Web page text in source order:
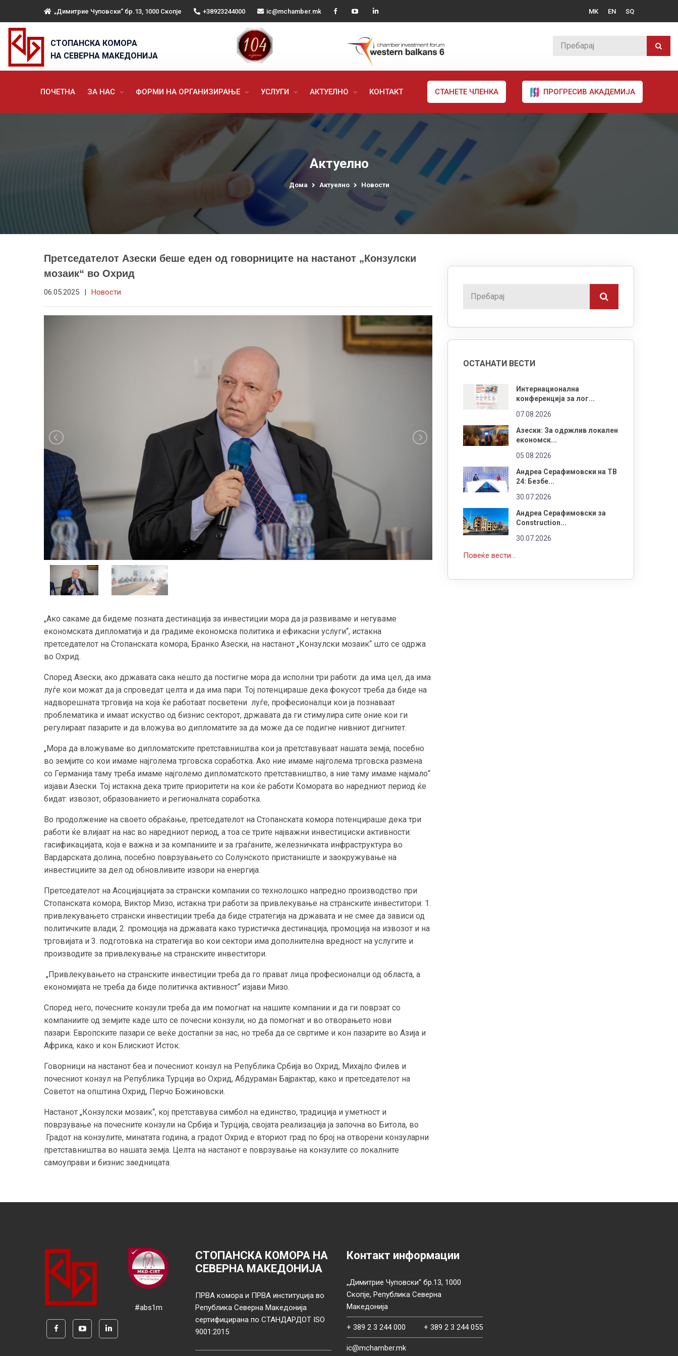
„Димитрие Чуповски“ бр.13, 1000 Скопје +38923244000 ic@mchamber.mk MK EN SQ
СТОПАНСКА КОМОРА
НА СЕВЕРНА МАКЕДОНИЈА
ПОЧЕТНА ЗА НАС ФОРМИ НА ОРГАНИЗИРАЊЕ УСЛУГИ АКТУЕЛНО КОНТАКТ СТАНЕТЕ ЧЛЕНКА ПРОГРЕСИВ АКАДЕМИЈА
Актуелно
Дома Актуелно Новости
Претседателот Азески беше еден од говорниците на настанот „Конзулски
мозаик“ во Охрид
06.05.2025 | Новости
„Aко сакаме да бидеме позната дестинација за инвестиции мора да ја развиваме и негуваме
економската дипломатија и да градиме економска политика и ефикасни услуги“, истакна
претседателот на Стопанската комора, Бранко Азески, на настанот „Конзулски мозаик“ што се одржа
во Охрид.
Според Азески, ако државата сака нешто да постигне мора да исполни три работи: да има цел, да има
луѓе кои можат да ја спроведат целта и да има пари. Тој потенцираше дека фокусот треба да биде на
надворешната трговија на која ќе работаат посветени луѓе, професионалци кои ја познаваат
проблематика и имаат искуство од бизнис секторот, државата да ги стимулира сите оние кои ги
регулираат пазарите и да вложува во дипломатите за да може да се подигне нивниот дигнитет.
„Мора да вложуваме во дипломатските претставништва кои ја претставуваат нашата земја, посебно
во земјите со кои имаме најголема трговска соработка. Ако ние имаме најголема трговска размена
со Германија таму треба имаме најголемо дипломатското претставништво, а ние таму имаме најмало“
изјави Азески. Тој истакна дека трите приоритети на кои ќе работи Комората во наредниот период ќе
бидат: извозот, образованието и регионалната соработка.
Во продолжение на своето обраќање, претседателот на Стопанската комора потенцираше дека три
работи ќе влијаат на нас во наредниот период, а тоа се трите најважни инвестициски активности:
гасификацијата, која е важна и за компаниите и за граѓаните, железничката инфраструктура во
Вардарската долина, посебно поврзувањето со Солунското пристаниште и заокружување на
инвестициите за дел од обновливите извори на енергија.
Претседателот на Асоцијацијата за странски компании со технолошко напредно производство при
Стопанската комора, Виктор Мизо, истакна три работи за привлекување на странските инвеститори: 1.
привлекувањето странски инвестиции треба да биде стратегија на државата и не смее да зависи од
политичките влади; 2. промоција на државата како туристичка дестинација, промоција на извозот и на
трговијата и 3. подготовка на стратегија во кои сектори има дополнителна вредност на услугите и
производите за привлекување на странските инвеститори.
„Привлекувањето на странските инвестиции треба да го прават лица професионалци од областа, а
економијата не треба да биде политичка активност“ изјави Мизо.
Според него, почесните конзули треба да им помогнат на нашите компании и да ги поврзат со
компаниите од земјите каде што се почесни конзули, но да помогнат и во отворањето нови
пазари. Европските пазари се веќе достапни за нас, но треба да се свртиме и кон пазарите во Азија и
Африка, како и кон Блискиот Исток.
Говорници на настанот беа и почесниот конзул на Република Србија во Охрид, Михајло Филев и
почесниот конзул на Република Турција во Охрид, Абдураман Бајрактар, како и претседателот на
Советот на општина Охрид, Перчо Божиновски.
Настанот „Конзулски мозаик“, кој претставува симбол на единство, традиција и уметност и
поврзување на почесните конзули на Србија и Турција, својата реализација ја започна во Битола, во
Градот на конзулите, минатата година, а градот Охрид е вториот град по број на отворени конзуларни
претставништва во нашата земја. Целта на настанот е поврзување на конзулите со локалните
самоуправи и бизнис заедницата.
ОСТАНАТИ ВЕСТИ
Интернационална
конференција за лог...
07.08.2026
Азески: За одржлив локален
економск...
05.08.2026
Андреа Серафимовски на ТВ
24: Безбе...
30.07.2026
Андреа Серафимовски за
Construction...
30.07.2026
Повеќе вести...
#abs1m
СТОПАНСКА КОМОРА НА
СЕВЕРНА МАКЕДОНИЈА
ПРВА комора и ПРВА институција во
Република Северна Македонија
сертифицирана по СТАНДАРДОТ ISO
9001:2015
Контакт информации
„Димитрие Чуповски“ бр.13, 1000
Скопје, Република Северна
Македонија
+ 389 2 3 244 000 + 389 2 3 244 055
ic@mchamber.mk